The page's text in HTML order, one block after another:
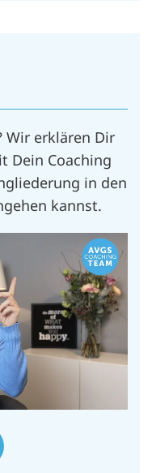
Wir erklären Dir
Dein Coaching
in den
kannst.